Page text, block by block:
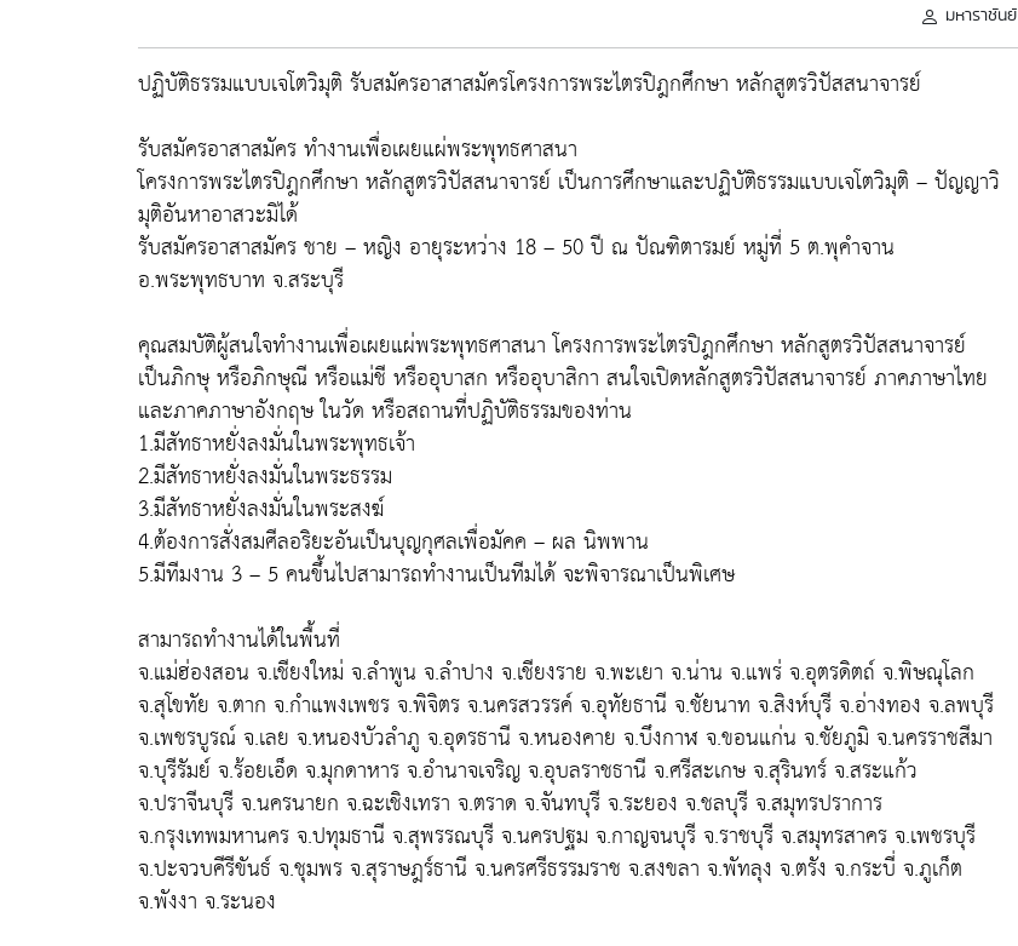
มหาราชันย์
ปฏิบัติธรรมแบบเจโตวิมุติ รับสมัครอาสาสมัครโครงการพระไตรปิฎกศึกษา หลักสูตรวิปัสสนาจารย์
รับสมัครอาสาสมัคร ทำงานเพื่อเผยแผ่พระพุทธศาสนา
โครงการพระไตรปิฎกศึกษา หลักสูตรวิปัสสนาจารย์ เป็นการศึกษาและปฏิบัติธรรมแบบเจโตวิมุติ – ปัญญาวิ
มุติอันหาอาสวะมิได้
รับสมัครอาสาสมัคร ชาย – หญิง อายุระหว่าง 18 – 50 ปี ณ ปัณฑิตารมย์ หมู่ที่ 5 ต.พุคำจาน
อ.พระพุทธบาท จ.สระบุรี
คุณสมบัติผู้สนใจทำงานเพื่อเผยแผ่พระพุทธศาสนา โครงการพระไตรปิฎกศึกษา หลักสูตรวิปัสสนาจารย์
เป็นภิกษุ หรือภิกษุณี หรือแม่ชี หรืออุบาสก หรืออุบาสิกา สนใจเปิดหลักสูตรวิปัสสนาจารย์ ภาคภาษาไทย
และภาคภาษาอังกฤษ ในวัด หรือสถานที่ปฏิบัติธรรมของท่าน
1.มีสัทธาหยั่งลงมั่นในพระพุทธเจ้า
2.มีสัทธาหยั่งลงมั่นในพระธรรม
3.มีสัทธาหยั่งลงมั่นในพระสงฆ์
4.ต้องการสั่งสมศีลอริยะอันเป็นบุญกุศลเพื่อมัคค – ผล นิพพาน
5.มีทีมงาน 3 – 5 คนขึ้นไปสามารถทำงานเป็นทีมได้ จะพิจารณาเป็นพิเศษ
สามารถทำงานได้ในพื้นที่
จ.แม่ฮ่องสอน จ.เชียงใหม่ จ.ลำพูน จ.ลำปาง จ.เชียงราย จ.พะเยา จ.น่าน จ.แพร่ จ.อุตรดิตถ์ จ.พิษณุโลก
จ.สุโขทัย จ.ตาก จ.กำแพงเพชร จ.พิจิตร จ.นครสวรรค์ จ.อุทัยธานี จ.ชัยนาท จ.สิงห์บุรี จ.อ่างทอง จ.ลพบุรี
จ.เพชรบูรณ์ จ.เลย จ.หนองบัวลำภู จ.อุดรธานี จ.หนองคาย จ.บึงกาฬ จ.ขอนแก่น จ.ชัยภูมิ จ.นครราชสีมา
จ.บุรีรัมย์ จ.ร้อยเอ็ด จ.มุกดาหาร จ.อำนาจเจริญ จ.อุบลราชธานี จ.ศรีสะเกษ จ.สุรินทร์ จ.สระแก้ว
จ.ปราจีนบุรี จ.นครนายก จ.ฉะเชิงเทรา จ.ตราด จ.จันทบุรี จ.ระยอง จ.ชลบุรี จ.สมุทรปราการ
จ.กรุงเทพมหานคร จ.ปทุมธานี จ.สุพรรณบุรี จ.นครปฐม จ.กาญจนบุรี จ.ราชบุรี จ.สมุทรสาคร จ.เพชรบุรี
จ.ปะจวบคีรีขันธ์ จ.ชุมพร จ.สุราษฎร์ธานี จ.นครศรีธรรมราช จ.สงขลา จ.พัทลุง จ.ตรัง จ.กระบี่ จ.ภูเก็ต
จ.พังงา จ.ระนอง